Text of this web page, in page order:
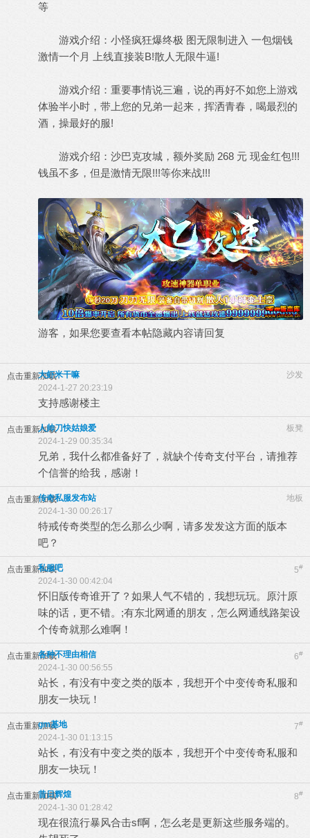
等
游戏介绍：小怪疯狂爆终极 图无限制进入 一包烟钱
激情一个月 上线直接装B!散人无限牛逼!
游戏介绍：重要事情说三遍，说的再好不如您上游戏
体验半小时，带上您的兄弟一起来，挥洒青春，喝最烈的
酒，操最好的服!
游戏介绍：沙巴克攻城，额外奖励 268 元 现金红包!!!
钱虽不多，但是激情无限!!!等你来战!!!
游客，如果您要查看本帖隐藏内容请回复
点击重新加载 沙发
大虾米干嘛
2024-1-27 20:23:19
支持感谢楼主
点击重新加载 板凳
人帅刀快姑娘爱
2024-1-29 00:35:34
兄弟，我什么都准备好了，就缺个传奇支付平台，请推荐
个信誉的给我，感谢！
点击重新加载 地板
传奇私服发布站
2024-1-30 00:26:17
特戒传奇类型的怎么那么少啊，请多发发这方面的版本
吧？
点击重新加载 5#
私服吧
2024-1-30 00:42:04
怀旧版传奇谁开了？如果人气不错的，我想玩玩。原汁原
味的话，更不错。;有东北网通的朋友，怎么网通线路架设
个传奇就那么难啊！
点击重新加载 6#
各种不理由相信
2024-1-30 00:56:55
站长，有没有中变之类的版本，我想开个中变传奇私服和
朋友一块玩！
点击重新加载 7#
gm基地
2024-1-30 01:13:15
站长，有没有中变之类的版本，我想开个中变传奇私服和
朋友一块玩！
点击重新加载 8#
昔日辉煌
2024-1-30 01:28:42
现在很流行暴风合击sf啊，怎么老是更新这些服务端的。